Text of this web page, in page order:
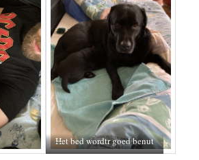
Het bed wordtr goed benut